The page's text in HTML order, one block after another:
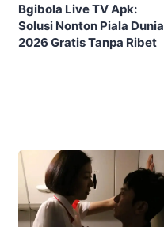
Bgibola Live TV Apk:
Solusi Nonton Piala Dunia
2026 Gratis Tanpa Ribet